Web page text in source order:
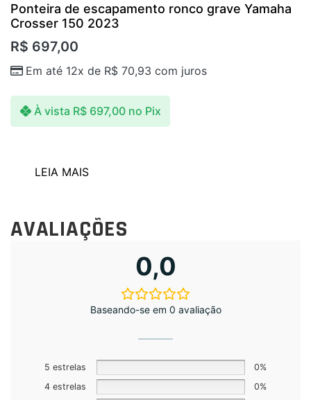
Ponteira de escapamento ronco grave Yamaha
Crosser 150 2023
R$ 697,00
Em até 12x de R$ 70,93 com juros
À vista R$697,00 no Pix
LEIA MAIS
AVALIAÇÕES
0,0
Baseando-se em 0 avaliação
5 estrelas
0%
4 estrelas
0%